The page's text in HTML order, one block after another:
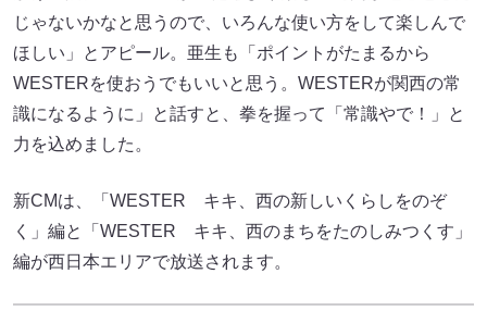
じゃないかなと思うので、いろんな使い方をして楽しんで
ほしい」とアピール。亜生も「ポイントがたまるから
WESTERを使おうでもいいと思う。WESTERが関西の常
識になるように」と話すと、拳を握って「常識やで！」と
力を込めました。
新CMは、「WESTER キキ、西の新しいくらしをのぞ
く」編と「WESTER キキ、西のまちをたのしみつくす」
編が西日本エリアで放送されます。